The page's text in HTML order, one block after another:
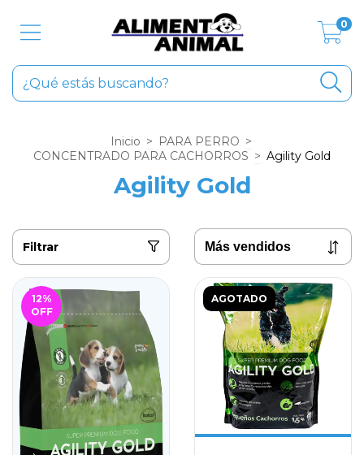
0
Inicio > PARA PERRO >
CONCENTRADO PARA CACHORROS > Agility Gold
Agility Gold
Filtrar
12%
OFF
AGOTADO